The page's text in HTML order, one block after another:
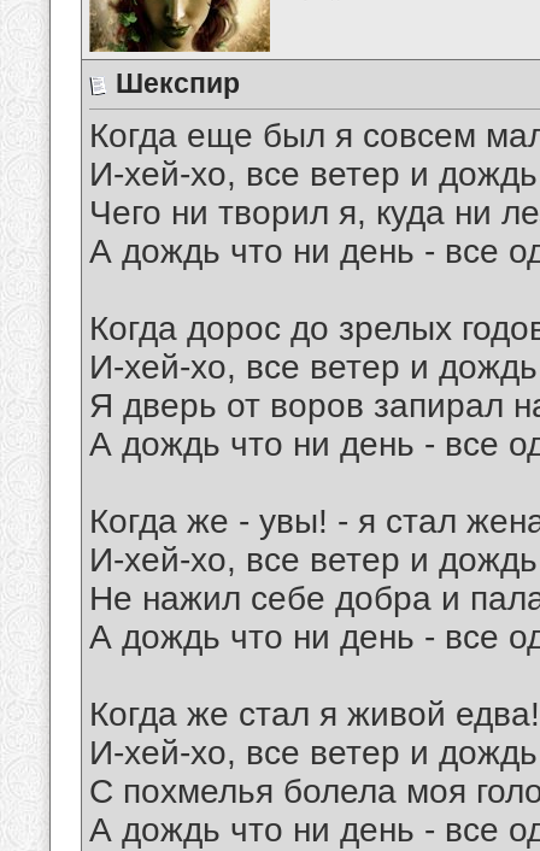
Шекспир
Когда еще был я совсем
И-хей-хо, все ветер и
Чего ни творил я, куда ни
А дождь что ни день - все
Когда дорос до зрелых
И-хей-хо, все ветер и
Я дверь от воров запирал
А дождь что ни день - все
Когда же - увы! - я стал
И-хей-хо, все ветер и
Не нажил себе добра и
А дождь что ни день - все
Когда же стал я живой едва!
И-хей-хо, все ветер и
С похмелья болела моя
А дождь что ни день - все